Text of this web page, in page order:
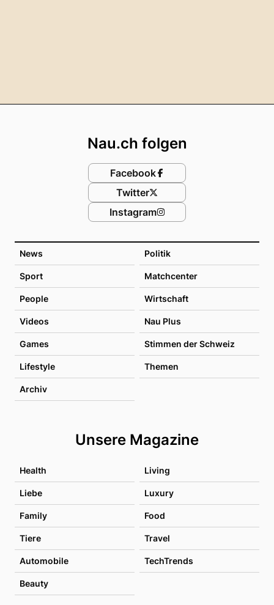
News Politik
Sport Matchcenter
People Wirtschaft
Videos Nau Plus
Games Stimmen der Schweiz
Lifestyle Themen
Archiv
Unsere Magazine
Health Living
Liebe Luxury
Family Food
Tiere Travel
Automobile TechTrends
Beauty
Nau.ch folgen
Facebook
Twitter
Instagram